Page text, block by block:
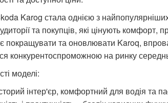
Karog стала однією з
та покупців, які цінують комфорт,
покращувати та оновлювати Karoq,
конкурентоспроможною на ринку
моделі:
інтер'єр, комфортний для водія та